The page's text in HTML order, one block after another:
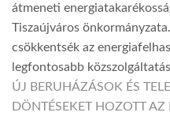
átmeneti
Tiszaújváros
csökkentsék az
legfontosabb
ÚJ BERUHÁZÁSOK ÉS
DÖNTÉSEKET HOZOTT AZ